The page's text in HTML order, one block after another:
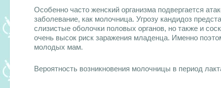
Особенно часто женский организма подвергается
заболевание, как молочница. Угрозу кандидоз
слизистые оболочки половых органов, но также и
очень высок риск заражения младенца. Именно
молодых мам.
Вероятность возникновения молочницы в период